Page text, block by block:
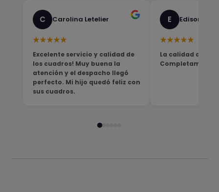
C Carolina Letelier
★★★★★
Excelente servicio y calidad de
los cuadros! Muy buena la
atención y el despacho llegó
perfecto. Mi hijo quedó feliz con
sus cuadros.
E Edison
★★★★★
La calidad del
Completamente